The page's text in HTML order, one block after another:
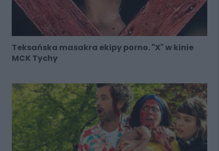
Teksańska masakra ekipy porno. "X" w kinie
MCK Tychy